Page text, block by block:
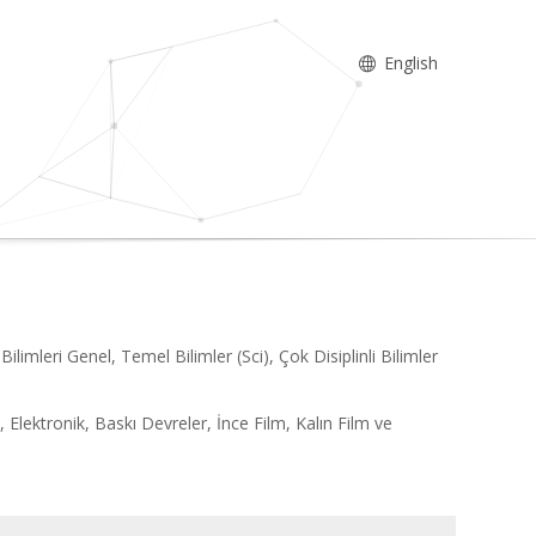
English
Genel, Temel Bilimler (Sci), Çok Disiplinli Bilimler
Baskı Devreler, İnce Film, Kalın Film ve